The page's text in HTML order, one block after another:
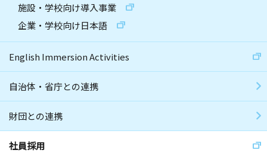
施設・学校向け導入事業
企業・学校向け日本語
English Immersion Activities
自治体・省庁との連携
財団との連携
社員採用